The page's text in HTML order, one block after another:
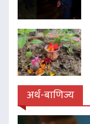
अर्थ-बाणिज्य